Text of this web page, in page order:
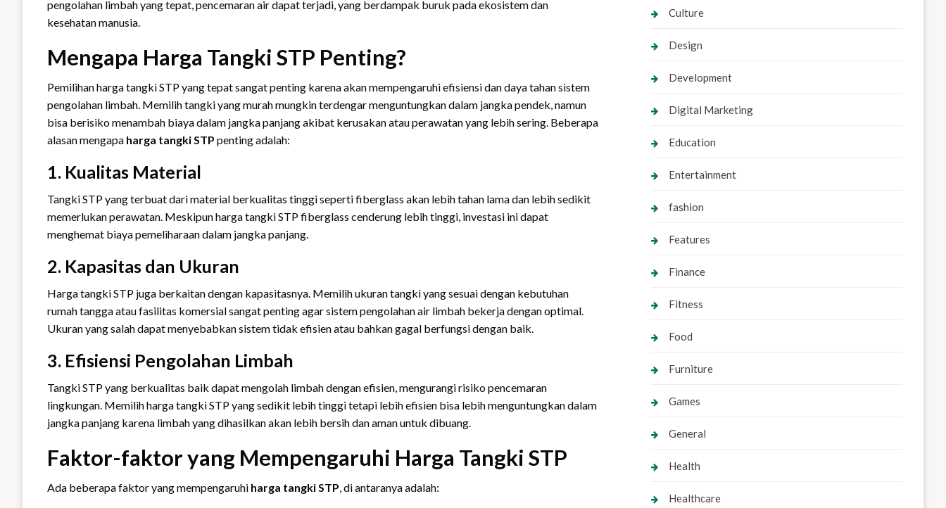
pengolahan limbah yang tepat, pencemaran air dapat terjadi, yang berdampak buruk pada ekosistem dan
kesehatan manusia.
Mengapa Harga Tangki STP Penting?
Pemilihan harga tangki STP yang tepat sangat penting karena akan mempengaruhi efisiensi dan daya tahan sistem
pengolahan limbah. Memilih tangki yang murah mungkin terdengar menguntungkan dalam jangka pendek, namun
bisa berisiko menambah biaya dalam jangka panjang akibat kerusakan atau perawatan yang lebih sering. Beberapa
alasan mengapa harga tangki STP penting adalah:
1. Kualitas Material
Tangki STP yang terbuat dari material berkualitas tinggi seperti fiberglass akan lebih tahan lama dan lebih sedikit
memerlukan perawatan. Meskipun harga tangki STP fiberglass cenderung lebih tinggi, investasi ini dapat
menghemat biaya pemeliharaan dalam jangka panjang.
2. Kapasitas dan Ukuran
Harga tangki STP juga berkaitan dengan kapasitasnya. Memilih ukuran tangki yang sesuai dengan kebutuhan
rumah tangga atau fasilitas komersial sangat penting agar sistem pengolahan air limbah bekerja dengan optimal.
Ukuran yang salah dapat menyebabkan sistem tidak efisien atau bahkan gagal berfungsi dengan baik.
3. Efisiensi Pengolahan Limbah
Tangki STP yang berkualitas baik dapat mengolah limbah dengan efisien, mengurangi risiko pencemaran
lingkungan. Memilih harga tangki STP yang sedikit lebih tinggi tetapi lebih efisien bisa lebih menguntungkan dalam
jangka panjang karena limbah yang dihasilkan akan lebih bersih dan aman untuk dibuang.
Faktor-faktor yang Mempengaruhi Harga Tangki STP
Ada beberapa faktor yang mempengaruhi harga tangki STP, di antaranya adalah:
Culture
Design
Development
Digital Marketing
Education
Entertainment
fashion
Features
Finance
Fitness
Food
Furniture
Games
General
Health
Healthcare